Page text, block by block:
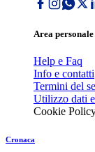
Area personale
Help e Faq
Info e contatti
Termini del
Utilizzo dati
Cookie
Cronaca